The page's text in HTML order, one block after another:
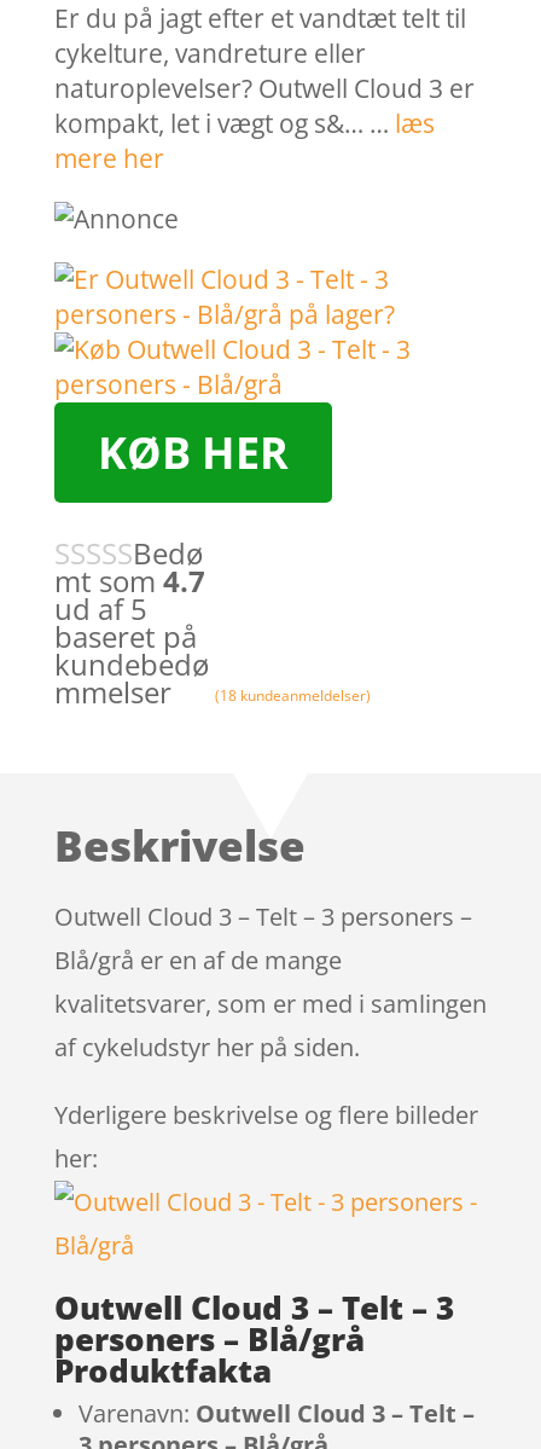
Er du på jagt efter et vandtæt telt til
cykelture, vandreture eller
naturoplevelser? Outwell Cloud 3 er
kompakt, let i vægt og s&… … læs
mere her
KØB HER
Bedø
mt som 4.7
ud af 5
baseret på
kundebedø
mmelser (18 kundeanmeldelser)
Beskrivelse
Outwell Cloud 3 – Telt – 3 personers –
Blå/grå er en af de mange
kvalitetsvarer, som er med i samlingen
af cykeludstyr her på siden.
Yderligere beskrivelse og flere billeder
her:
Outwell Cloud 3 – Telt – 3
personers – Blå/grå
Produktfakta
Varenavn: Outwell Cloud 3 – Telt –